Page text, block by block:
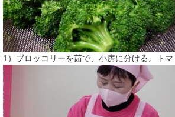
​1）ブロッコリーを茹で、小房に分ける。トマ